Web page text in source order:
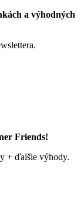
a výhodných
Friends!
+ ďalšie výhody.